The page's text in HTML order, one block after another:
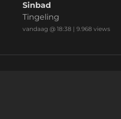
Sinbad
Tingeling
vandaag @ 18:38 | 9.968 views